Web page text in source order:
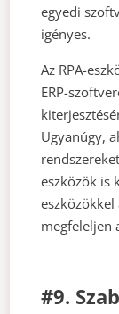
egyedi
igényes.
Az RPA-
ERP-
Ugyanúgy,
eszközök is
megfeleljen
#9.